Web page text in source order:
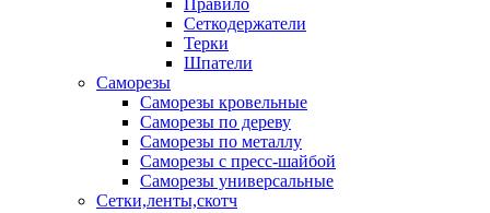
Сеткодержатели
Терки
Шпатели
Саморезы
Саморезы кровельные
Саморезы по дереву
Саморезы по металлу
Саморезы с пресс-шайбой
Саморезы универсальные
Сетки,ленты,скотч